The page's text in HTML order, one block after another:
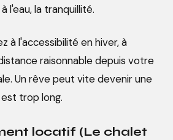
l'eau, la tranquillité.
à l'accessibilité en hiver, à
raisonnable depuis votre
Un rêve peut vite devenir une
trop long.
locatif (Le chalet